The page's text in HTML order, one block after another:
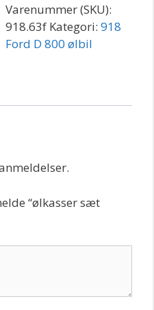
Varenummer (SKU):
918.63f Kategori: 918
Ford D 800 ølbil
“ølkasser sæt